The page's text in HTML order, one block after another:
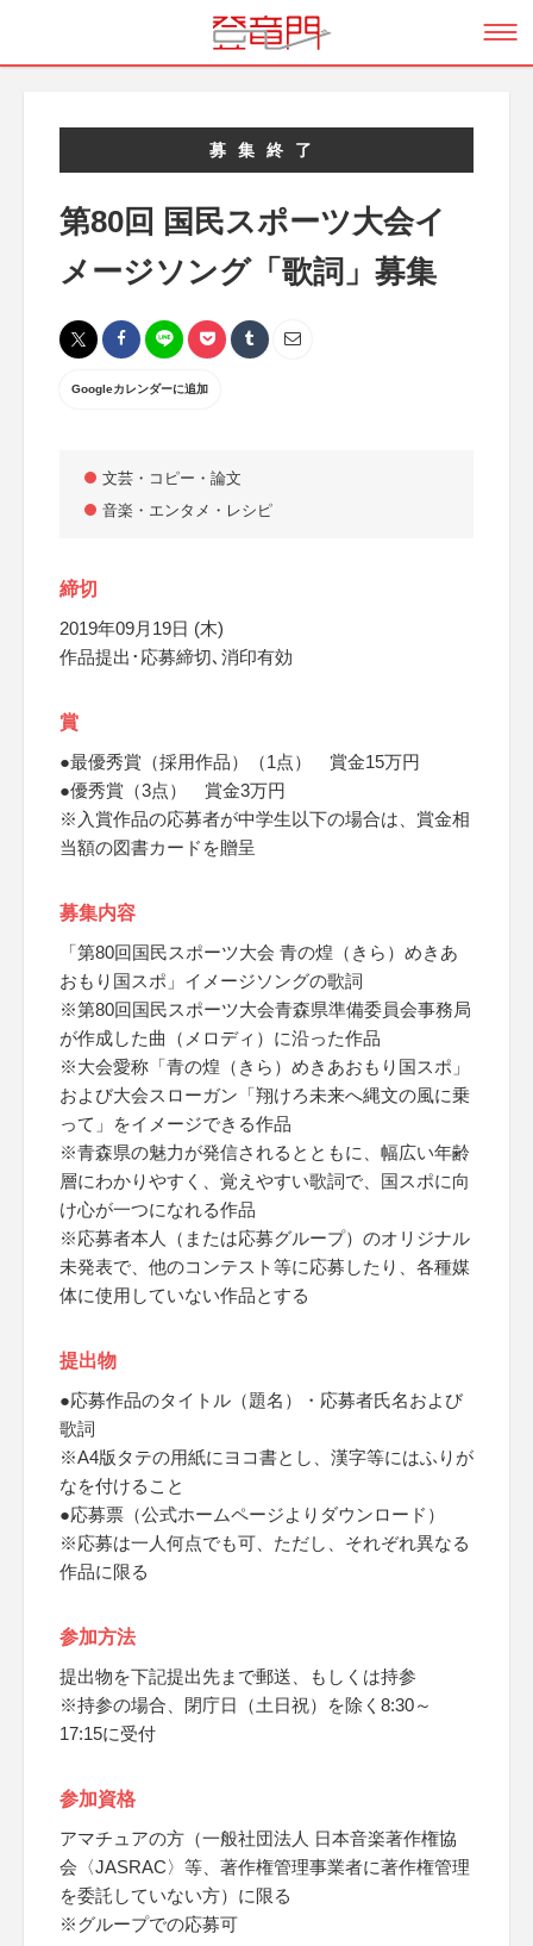
募集終了
第80回 国民スポーツ大会イ
メージソング「歌詞」募集
Googleカレンダーに追加
文芸・コピー・論文
音楽・エンタメ・レシピ
締切
2019年09月19日 (木)
作品提出･応募締切､消印有効
賞
●最優秀賞（採用作品）（1点） 賞金15万円
●優秀賞（3点） 賞金3万円
※入賞作品の応募者が中学生以下の場合は、賞金相
当額の図書カードを贈呈
募集内容
「第80回国民スポーツ大会 青の煌（きら）めきあ
おもり国スポ」イメージソングの歌詞
※第80回国民スポーツ大会青森県準備委員会事務局
が作成した曲（メロディ）に沿った作品
※大会愛称「青の煌（きら）めきあおもり国スポ」
および大会スローガン「翔けろ未来へ縄文の風に乗
って」をイメージできる作品
※青森県の魅力が発信されるとともに、幅広い年齢
層にわかりやすく、覚えやすい歌詞で、国スポに向
け心が一つになれる作品
※応募者本人（または応募グループ）のオリジナル
未発表で、他のコンテスト等に応募したり、各種媒
体に使用していない作品とする
提出物
●応募作品のタイトル（題名）・応募者氏名および
歌詞
※A4版タテの用紙にヨコ書とし、漢字等にはふりが
なを付けること
●応募票（公式ホームページよりダウンロード）
※応募は一人何点でも可、ただし、それぞれ異なる
作品に限る
参加方法
提出物を下記提出先まで郵送、もしくは持参
※持参の場合、閉庁日（土日祝）を除く8:30～
17:15に受付
参加資格
アマチュアの方（一般社団法人 日本音楽著作権協
会〈JASRAC〉等、著作権管理事業者に著作権管理
を委託していない方）に限る
※グループでの応募可